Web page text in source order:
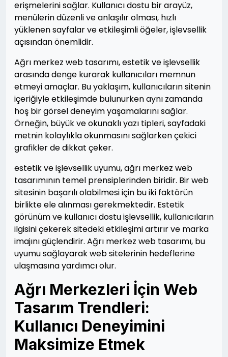
erişmelerini sağlar. Kullanıcı dostu bir arayüz,
menülerin düzenli ve anlaşılır olması, hızlı
yüklenen sayfalar ve etkileşimli öğeler, işlevsellik
açısından önemlidir.
Ağrı merkez web tasarımı, estetik ve işlevsellik
arasında denge kurarak kullanıcıları memnun
etmeyi amaçlar. Bu yaklaşım, kullanıcıların sitenin
içeriğiyle etkileşimde bulunurken aynı zamanda
hoş bir görsel deneyim yaşamalarını sağlar.
Örneğin, büyük ve okunaklı yazı tipleri, sayfadaki
metnin kolaylıkla okunmasını sağlarken çekici
grafikler de dikkat çeker.
estetik ve işlevsellik uyumu, ağrı merkez web
tasarımının temel prensiplerinden biridir. Bir web
sitesinin başarılı olabilmesi için bu iki faktörün
birlikte ele alınması gerekmektedir. Estetik
görünüm ve kullanıcı dostu işlevsellik, kullanıcıların
ilgisini çekerek sitedeki etkileşimi artırır ve marka
imajını güçlendirir. Ağrı merkez web tasarımı, bu
uyumu sağlayarak web sitelerinin hedeflerine
ulaşmasına yardımcı olur.
Ağrı Merkezleri İçin Web
Tasarım Trendleri:
Kullanıcı Deneyimini
Maksimize Etmek